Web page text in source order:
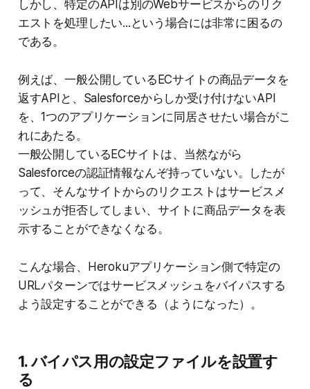
しかし、特定のAPIは別のWebサービスからのリク
エストを処理したい...という場合には非常に困るの
である。
例えば、一般公開しているECサイトの商品データを
返すAPIと、Salesforceからしか受け付けないAPI
を、1つのアプリケーションに同居させたい場合がこ
れにあたる。
一般公開しているECサイトは、当然ながら
Salesforceの認証情報なんぞ持っていない。したが
って、そんなサイトからのリクエストはサービスメ
ッシュが拒否してしまい、サイトに商品データを表
示することができなくなる。
こんな場合、Herokuアプリケーション側で特定の
URLパターンではサービスメッシュをバイパスする
よう設定することができる（ようになった）。
1. バイパス用の設定ファイルを設置す
る